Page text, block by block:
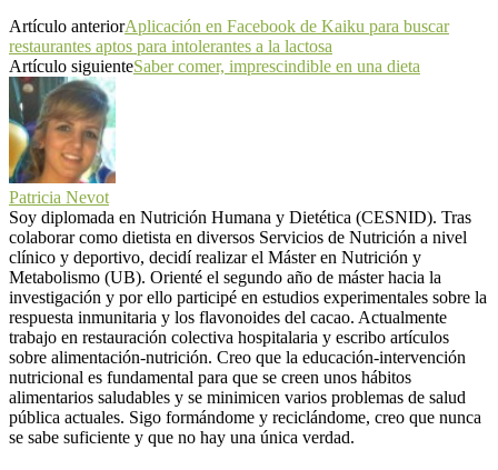
Artículo anteriorAplicación en Facebook de Kaiku para buscar
restaurantes aptos para intolerantes a la lactosa
Artículo siguienteSaber comer, imprescindible en una dieta
Patricia Nevot
Soy diplomada en Nutrición Humana y Dietética (CESNID). Tras
colaborar como dietista en diversos Servicios de Nutrición a nivel
clínico y deportivo, decidí realizar el Máster en Nutrición y
Metabolismo (UB). Orienté el segundo año de máster hacia la
investigación y por ello participé en estudios experimentales sobre la
respuesta inmunitaria y los flavonoides del cacao. Actualmente
trabajo en restauración colectiva hospitalaria y escribo artículos
sobre alimentación-nutrición. Creo que la educación-intervención
nutricional es fundamental para que se creen unos hábitos
alimentarios saludables y se minimicen varios problemas de salud
pública actuales. Sigo formándome y reciclándome, creo que nunca
se sabe suficiente y que no hay una única verdad.